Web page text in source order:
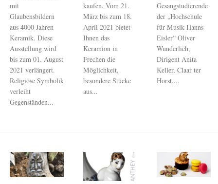
mit
Glaubensbildern
aus 4000 Jahren
Keramik. Diese
Ausstellung wird
bis zum 01. August
2021 verlängert.
Religiöse Symbolik
verleiht
Gegenständen...
kaufen. Vom 21.
März bis zum 18.
April 2021 bietet
Ihnen das
Keramion in
Frechen die
Möglichkeit,
besondere Stücke
aus...
Gesangstudierende
der „Hochschule
für Musik Hanns
Eisler“ Oliver
Wunderlich,
Dirigent Anita
Keller, Claar ter
Horst,...